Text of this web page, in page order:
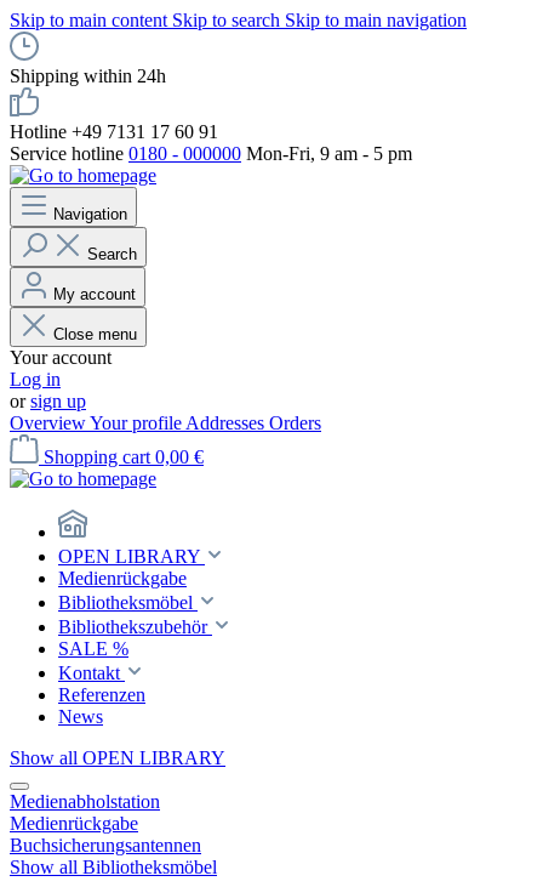
Skip to main content Skip to search Skip to main navigation
Shipping within 24h
Hotline +49 7131 17 60 91
Service hotline 0180 - 000000 Mon-Fri, 9 am - 5 pm
Navigation
Search
My account
Close menu
Your account
Log in
orsign up
OverviewYour profile Addresses Orders
Shopping cart 0,00 €
OPEN LIBRARY
Medienrückgabe
Bibliotheksmöbel
Bibliothekszubehör
SALE %
Kontakt
Referenzen
News
Show all OPEN LIBRARY
Medienabholstation
Medienrückgabe
Buchsicherungsantennen
Show all Bibliotheksmöbel